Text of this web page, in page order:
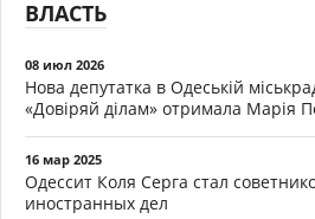
ВЛАСТЬ
08 июл 2026
Нова депутатка в Одеській
«Довіряй ділам» отримала Марія
16 мар 2025
Одессит Коля Серга стал
иностранных дел